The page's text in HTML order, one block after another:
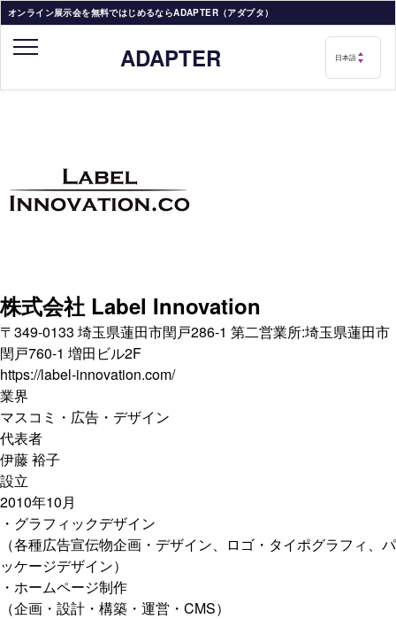
オンライン展示会を無料ではじめるならADAPTER（アダプタ）
ADAPTER
株式会社 Label Innovation
〒349-0133 埼玉県蓮田市閏戸286-1 第二営業所:埼玉県蓮田市
閏戸760-1 増田ビル2F
https://label-innovation.com/
業界
マスコミ・広告・デザイン
代表者
伊藤 裕子
設立
2010年10月
・グラフィックデザイン
（各種広告宣伝物企画・デザイン、ロゴ・タイポグラフィ、パ
ッケージデザイン）
・ホームページ制作
（企画・設計・構築・運営・CMS）